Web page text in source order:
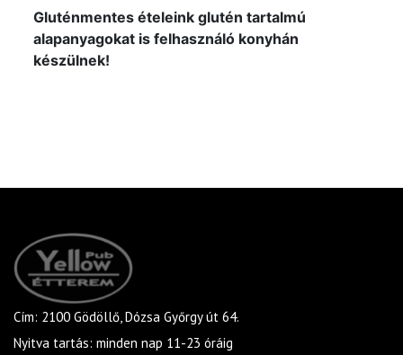
Gluténmentes ételeink glutén tartalmú
alapanyagokat is felhasználó konyhán
készülnek!
Cím: 2100 Gödöllő, Dózsa Győrgy út 64.
Nyitva tartás: minden nap 11-23 óráig